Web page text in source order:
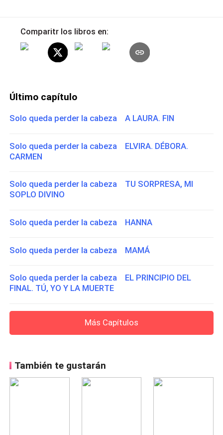
Comparitr los libros en:
Último capítulo
Solo queda perder la cabeza A LAURA. FIN
Solo queda perder la cabeza ELVIRA. DÉBORA.
CARMEN
Solo queda perder la cabeza TU SORPRESA, MI
SOPLO DIVINO
Solo queda perder la cabeza HANNA
Solo queda perder la cabeza MAMÁ
Solo queda perder la cabeza EL PRINCIPIO DEL
FINAL. TÚ, YO Y LA MUERTE
Más Capítulos
También te gustarán